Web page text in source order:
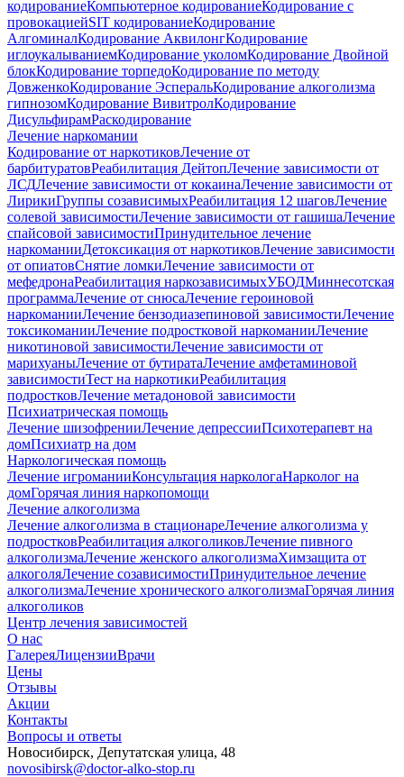
кодированиеКомпьютерное кодированиеКодирование с
провокациейSIT кодированиеКодирование
АлгоминалКодирование АквилонгКодирование
иглоукалываниемКодирование уколомКодирование Двойной
блокКодирование торпедоКодирование по методу
ДовженкоКодирование ЭсперальКодирование алкоголизма
гипнозомКодирование ВивитролКодирование
ДисульфирамРаскодирование
Лечение наркомании
Кодирование от наркотиковЛечение от
барбитуратовРеабилитация ДейтопЛечение зависимости от
ЛСДЛечение зависимости от кокаинаЛечение зависимости от
ЛирикиГруппы созависимыхРеабилитация 12 шаговЛечение
солевой зависимостиЛечение зависимости от гашишаЛечение
спайсовой зависимостиПринудительное лечение
наркоманииДетоксикация от наркотиковЛечение зависимости
от опиатовСнятие ломкиЛечение зависимости от
мефедронаРеабилитация наркозависимыхУБОДМиннесотская
программаЛечение от снюсаЛечение героиновой
наркоманииЛечение бензодиазепиновой зависимостиЛечение
токсикоманииЛечение подростковой наркоманииЛечение
никотиновой зависимостиЛечение зависимости от
марихуаныЛечение от бутиратаЛечение амфетаминовой
зависимостиТест на наркотикиРеабилитация
подростковЛечение метадоновой зависимости
Психиатрическая помощь
Лечение шизофренииЛечение депрессииПсихотерапевт на
домПсихиатр на дом
Наркологическая помощь
Лечение игроманииКонсультация наркологаНарколог на
домГорячая линия наркопомощи
Лечение алкоголизма
Лечение алкоголизма в стационареЛечение алкоголизма у
подростковРеабилитация алкоголиковЛечение пивного
алкоголизмаЛечение женского алкоголизмаХимзащита от
алкоголяЛечение созависимостиПринудительное лечение
алкоголизмаЛечение хронического алкоголизмаГорячая линия
алкоголиков
Центр лечения зависимостей
О нас
ГалереяЛицензииВрачи
Цены
Отзывы
Акции
Контакты
Вопросы и ответы
Новосибирск, Депутатская улица, 48
novosibirsk@doctor-alko-stop.ru